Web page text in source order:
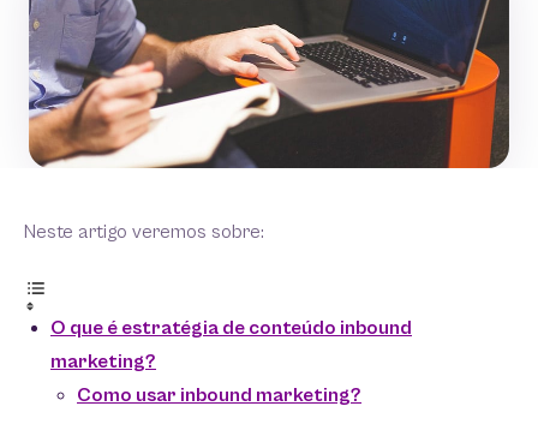
Neste artigo veremos sobre:
O que é estratégia de conteúdo inbound
marketing?
Como usar inbound marketing?